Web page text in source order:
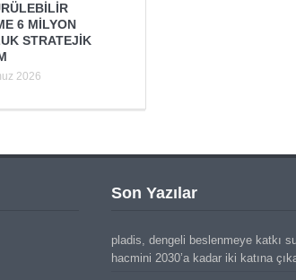
6 MİLYON
STRATEJİK
2026
Son Yazılar
pladis, dengeli beslenmeye katkı
hacmini 2030’a kadar iki katına